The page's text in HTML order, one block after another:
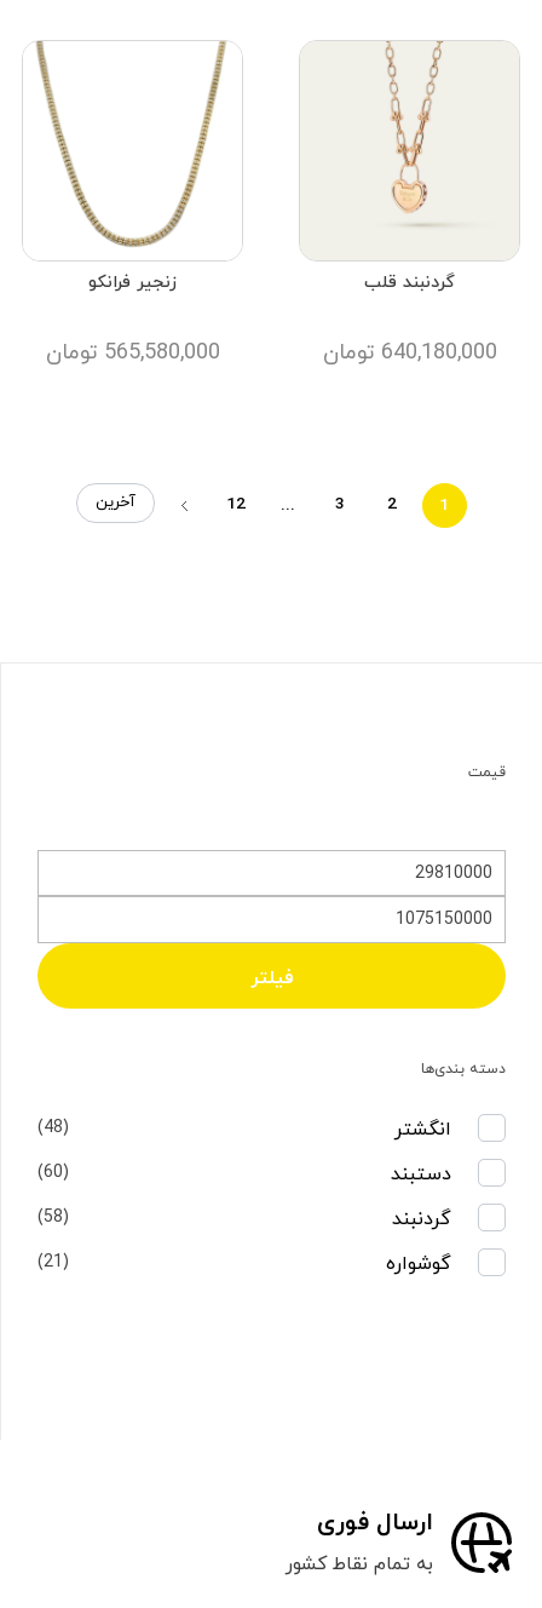
گردنبند قلب
640,180,000 تومان
زنجیر فرانکو
565,580,000 تومان
1
2
3
...
12 آخرین
قیمت
فیلتر
دسته بندی‌ها
انگشتر (48)
دستبند (60)
گردنبند (58)
گوشواره (21)
ارسال فوری
به تمام نقاط کشور